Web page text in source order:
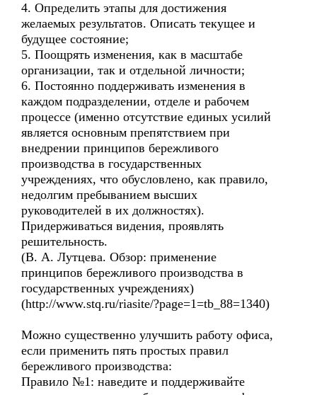
4. Определить этапы для достижения
желаемых результатов. Описать текущее и
будущее состояние;
5. Поощрять изменения, как в масштабе
организации, так и отдельной личности;
6. Постоянно поддерживать изменения в
каждом подразделении, отделе и рабочем
процессе (именно отсутствие единых усилий
является основным препятствием при
внедрении принципов бережливого
производства в государственных
учреждениях, что обусловлено, как правило,
недолгим пребыванием высших
руководителей в их должностях).
Придерживаться видения, проявлять
решительность.
(В. А. Лутцева. Обзор: применение
принципов бережливого производства в
государственных учреждениях)
(http://www.stq.ru/riasite/?page=1=tb_88=1340)
Можно существенно улучшить работу офиса,
если применить пять простых правил
бережливого производства:
Правило №1: наведите и поддерживайте